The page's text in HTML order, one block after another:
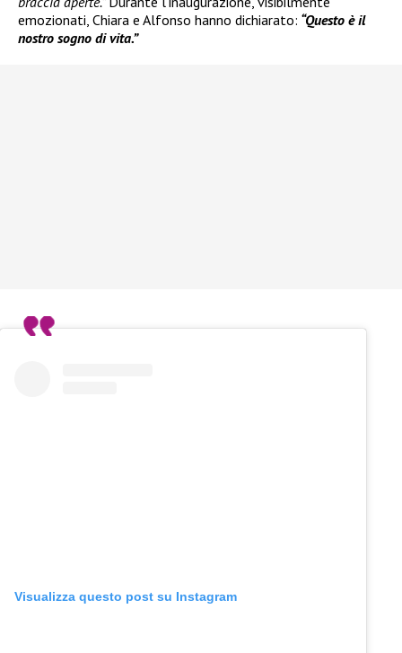
emozionati, Chiara e Alfonso hanno dichiarato: “Questo è il
nostro sogno di vita.”
Visualizza questo post su Instagram